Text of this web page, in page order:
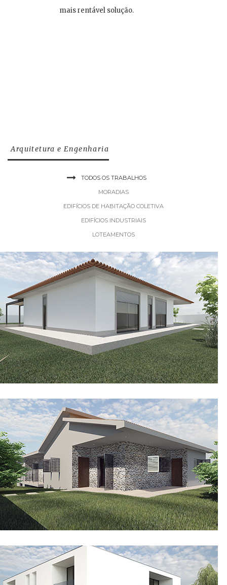
mais rentável solução.
Arquitetura e Engenharia
TODOS OS TRABALHOS
MORADIAS
EDIFÍCIOS DE HABITAÇÃO COLETIVA
EDIFÍCIOS INDUSTRIAIS
LOTEAMENTOS